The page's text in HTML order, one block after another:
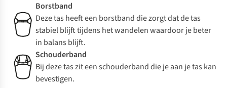
Borstband
Deze tas heeft een borstband die zorgt dat de tas
stabiel blijft tijdens het wandelen waardoor je beter
in balans blijft.
Schouderband
Bij deze tas zit een schouderband die je aan je tas kan
bevestigen.